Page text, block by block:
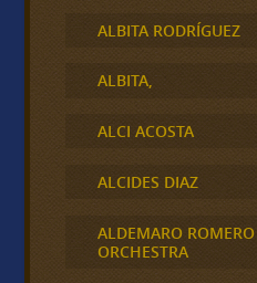
ALBITA RODRÍGUEZ
ALBITA,
ALCI ACOSTA
ALCIDES DIAZ
ALDEMARO
ORCHESTRA